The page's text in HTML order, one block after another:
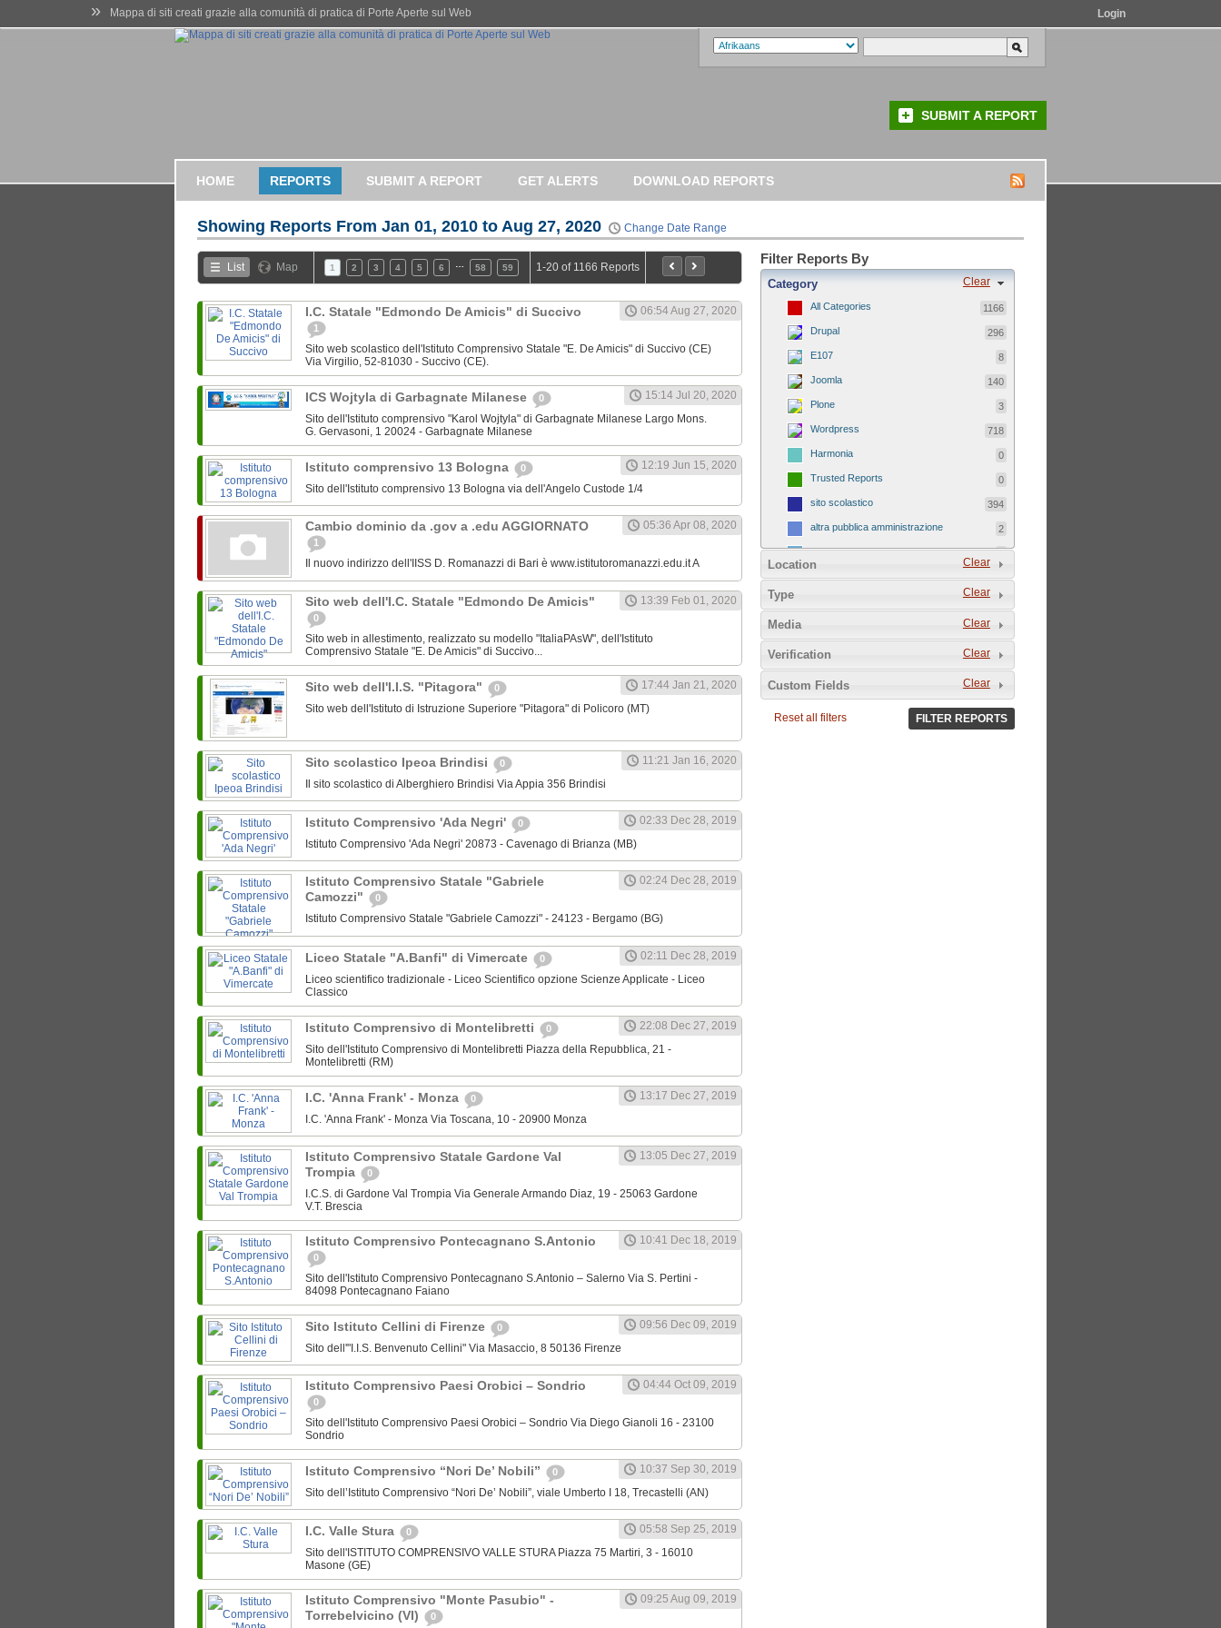
» Mappa di siti creati grazie alla comunità di pratica di Porte Aperte sul Web Login
SUBMIT A REPORT
HOME REPORTS SUBMIT A REPORT GET ALERTS DOWNLOAD REPORTS
Showing Reports From Jan 01, 2010 to Aug 27, 2020 Change Date Range
List Map 1 2 3 4 5 6 58 59 1-20 of 1166 Reports
I.C. Statale "Edmondo De Amicis" di Succivo
1
06:54 Aug 27, 2020
Sito web scolastico dell'Istituto Comprensivo Statale "E. De Amicis" di Succivo (CE)
Via Virgilio, 52-81030 - Succivo (CE).
ICS Wojtyla di Garbagnate Milanese 0
15:14 Jul 20, 2020
Sito dell'Istituto comprensivo "Karol Wojtyla" di Garbagnate Milanese Largo Mons.
G. Gervasoni, 1 20024 - Garbagnate Milanese
Istituto comprensivo 13 Bologna 0
12:19 Jun 15, 2020
Sito dell'Istituto comprensivo 13 Bologna via dell'Angelo Custode 1/4
Cambio dominio da .gov a .edu AGGIORNATO
1
05:36 Apr 08, 2020
Il nuovo indirizzo dell'IISS D. Romanazzi di Bari è www.istitutoromanazzi.edu.it A
Sito web dell'I.C. Statale "Edmondo De Amicis"
0
13:39 Feb 01, 2020
Sito web in allestimento, realizzato su modello "ItaliaPAsW", dell'Istituto
Comprensivo Statale "E. De Amicis" di Succivo...
Sito web dell'I.I.S. "Pitagora" 0
17:44 Jan 21, 2020
Sito web dell'Istituto di Istruzione Superiore "Pitagora" di Policoro (MT)
Sito scolastico Ipeoa Brindisi 0
11:21 Jan 16, 2020
Il sito scolastico di Alberghiero Brindisi Via Appia 356 Brindisi
Istituto Comprensivo 'Ada Negri' 0
02:33 Dec 28, 2019
Istituto Comprensivo 'Ada Negri' 20873 - Cavenago di Brianza (MB)
Istituto Comprensivo Statale "Gabriele
Camozzi"
0
02:24 Dec 28, 2019
Istituto Comprensivo Statale "Gabriele Camozzi" - 24123 - Bergamo (BG)
Liceo Statale "A.Banfi" di Vimercate 0
02:11 Dec 28, 2019
Liceo scientifico tradizionale - Liceo Scientifico opzione Scienze Applicate - Liceo
Classico
Istituto Comprensivo di Montelibretti 0
22:08 Dec 27, 2019
Sito dell'Istituto Comprensivo di Montelibretti Piazza della Repubblica, 21 -
Montelibretti (RM)
I.C. 'Anna Frank' - Monza 0
13:17 Dec 27, 2019
I.C. 'Anna Frank' - Monza Via Toscana, 10 - 20900 Monza
Istituto Comprensivo Statale Gardone Val
Trompia
0
13:05 Dec 27, 2019
I.C.S. di Gardone Val Trompia Via Generale Armando Diaz, 19 - 25063 Gardone
V.T. Brescia
Istituto Comprensivo Pontecagnano S.Antonio
0
10:41 Dec 18, 2019
Sito dell'Istituto Comprensivo Pontecagnano S.Antonio – Salerno Via S. Pertini -
84098 Pontecagnano Faiano
Sito Istituto Cellini di Firenze 0
09:56 Dec 09, 2019
Sito dell'"I.I.S. Benvenuto Cellini" Via Masaccio, 8 50136 Firenze
Istituto Comprensivo Paesi Orobici – Sondrio
0
04:44 Oct 09, 2019
Sito dell'Istituto Comprensivo Paesi Orobici – Sondrio Via Diego Gianoli 16 - 23100
Sondrio
Istituto Comprensivo “Nori De’ Nobili” 0
10:37 Sep 30, 2019
Sito dell’Istituto Comprensivo “Nori De’ Nobili”, viale Umberto I 18, Trecastelli (AN)
I.C. Valle Stura 0
05:58 Sep 25, 2019
Sito dell'ISTITUTO COMPRENSIVO VALLE STURA Piazza 75 Martiri, 3 - 16010
Masone (GE)
Istituto Comprensivo "Monte Pasubio" -
Torrebelvicino (VI)
0
09:25 Aug 09, 2019
Filter Reports By
Clear
Category
All Categories 1166
Drupal 296
E107 8
Joomla 140
Plone 3
Wordpress 718
Harmonia 0
Trusted Reports 0
sito scolastico 394
altra pubblica amministrazione 2
sito tematico 8
Clear
Location
Clear
Type
Clear
Media
Clear
Verification
Clear
Custom Fields
Reset all filters FILTER REPORTS